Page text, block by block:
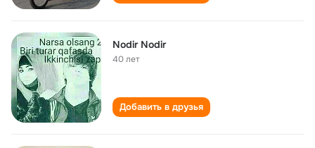
Nodir Nodir
40 лет
Добавить в друзья